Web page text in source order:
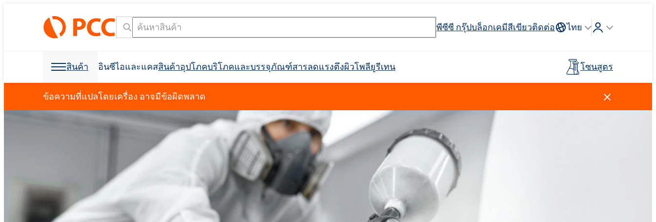
พีซีซี กรุ๊ปบล็อกเคมีสีเขียวติดต่อ ไทย
สินค้า
วัตถุดิบเคมี
การดูแลส่วนบุคคลและการดูแลบ้าน
กาวและวัสดุยาแนว
น้ำมันหล่อลื่นและของเหลวสำหรับ
วัตถุดิบเคมี
คลอโรไซเลน วัตถุดิบและตัวกลาง
การดูแลผิว การดูแลผิวหน้า
การดูแลสัตว์เลี้ยง การดูแลเด็ก การดูแลเส้นผม
การขุดเจาะและการขุดอุโมงค์ กาวก่อสร้าง ฉนวนท่อในท่อ
ท่อฉนวนสำเร็จรูป ฝาครอบท่อ
ฉนวนกันเสียง ตัวกรอง ที่นั่ง พนักพิงศีรษะ ที่วางแขน
ห้องนักบิน, แผงบุหลังคา, พวง
แผงตัวถัง กันชน เรือนกระจก แอปพลิเคชั่นอื่นๆ
การทำความสะอาดและดูแลรถยนต์
การกำจัดคราบน้ำมัน วัตถุดิบสำหรับสารดับเพลิง สารทำให้เกิดฟอง
วัตถุดิบสำหรับการผลิตกาว การกันซึม กาวติดไม้
กาวเม็ดยาง กาวเสริมแรงมวลหิน
วัตถุดิบสำหรับสูตร สินค้าพร้อมใช้ แพ็คเกจเสริม
การขุดและการขุดเจาะ การบำบัดน้ำและน้ำเสีย อุตสาหกรรมเชื้อเพลิง
พลาสติก ยาง
EXOstat 187 (กรดไขมัน, เอทอกซิเลต)
Roflex T45 (สารพลาสติไซเซอร์และสาร
หน่วงการติดไฟ)
Rostabil TTDP-V (สารปรับเสถียรภาพ
กระบวนการเฉพาะทาง)
สารช่วยในการผลิต ตัวทำละลายทางเภสัชกรรม วัตถุดิบสำหรับการผลิต API
สารกระจายตัวและเรซิน สีและสารเคลือบ
Roflam B7 - สารหน่วงไฟฟอสฟอรัสที่ปราศ
SULFOROKAnol® L430/1 - อิมัลซิไฟเออร์
ประจุลบ
EXOdis PC800 - สารกระจายตัวและสาร
ทำให้เปียกอเนกประสงค์
อุตสาหกรรมฟอกหนัง อุตสาหกรรมสิ่งทอ
โฟมสเปรย์เซลล์เปิด Crossin® 450 Crossin® ฮาร์ด 36
Crossin® ฮาร์ด 50 Crossin® แอทติก ซอฟท์
Ekoprodur® 1331B2 Ekoprodur®S0310/E Ekoprodur®S0330
Ekoprodur®S0331FL Ekoprodur®S0541
ผลิตภัณฑ์ฆ่าเชื้อ
ผลิตภัณฑ์ทำความสะอาด
สำหรับติดตั้งในอุตสาหกรรม
อาหาร
สารเติมแต่งสำหรับบรรจุภัณฑ์
อาหาร
อุตสาหกรรมอิเล็กทรอนิกส์
อุตสาหกรรมเครื่องทำความ
เย็นและเครื่องใช้ในครัวเรือน
แบตเตอรี่ Li-Ion และตัวสะสม
รวมถึงประเภทย่อย
ที่นอนและเบาะ หนังเทียม เฟอร์นิเจอร์ตกแต่ง
การหว่านปุ๋ย
ปุ๋ยทางใบ
สารฟอกขาว
ตัวแทนล้างไขมัน
อินซีไอและแคส
เครื่องมือค้นหาชื่อ INCI เครื่องมือค้นหาหมายเลข CAS
สินค้าอุปโภคบริโภคและบรรจุภัณฑ์
สินค้าอุปโภคบริโภคและบรรจุภัณฑ์
ผลิตภัณฑ์ทำความสะอาดและดูแล
เฟอร์นิเจอร์
น้ำยาทำความสะอาดห้องครัว
สารลดแรงตึงผิว
สารลดแรงตึงผิว
สารลดแรงตึงผิวแอมโฟเทอริก สารลดแรงตึงผิวประจุบวก
โพลียูรีเทน
โพลียูรีเทน
Polyether โพลิออล ระบบโพลิยูรีเทน สารหน่วงไฟ
โซนสูตร
ข้อความที่แปลโดยเครื่อง อาจมีข้อผิดพลาด